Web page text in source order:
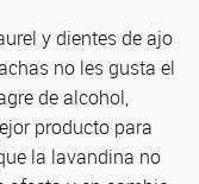
y dientes de ajo
no les gusta el
de alcohol,
producto para
la lavandina no